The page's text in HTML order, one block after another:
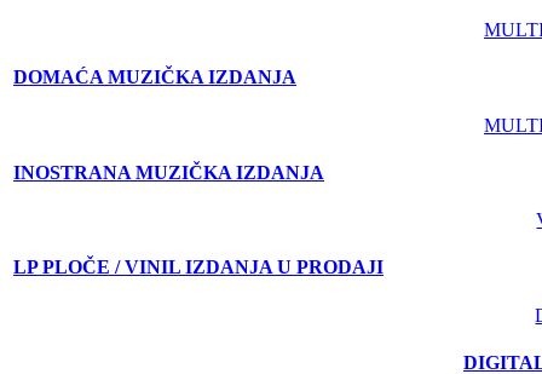
DOMAĆA MUZIČKA IZDANJA
INOSTRANA MUZIČKA IZDANJA
LP PLOČE / VINIL IZDANJA U PRODAJI